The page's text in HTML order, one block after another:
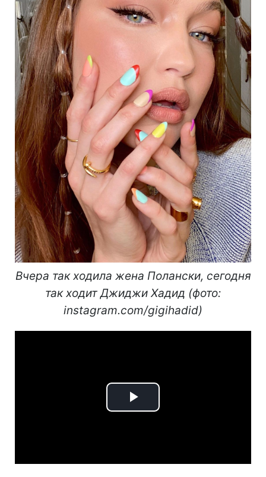
Вчера так ходила жена Полански, сегодня
так ходит Джиджи Хадид (фото:
instagram.com/gigihadid)
Play